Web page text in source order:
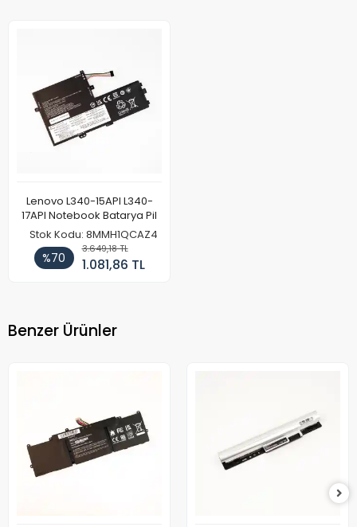
Lenovo L340-15API L340-
17API Notebook Batarya Pil
Stok Kodu: 8MMH1QCAZ4
%70
3.649,18 TL
1.081,86 TL
Benzer Ürünler